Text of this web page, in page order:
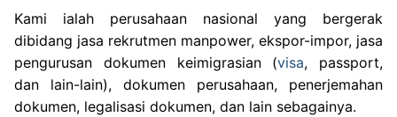
Kami ialah perusahaan nasional yang bergerak
dibidang jasa rekrutmen manpower, ekspor-impor, jasa
pengurusan dokumen keimigrasian (visa, passport,
dan lain-lain), dokumen perusahaan, penerjemahan
dokumen, legalisasi dokumen, dan lain sebagainya.